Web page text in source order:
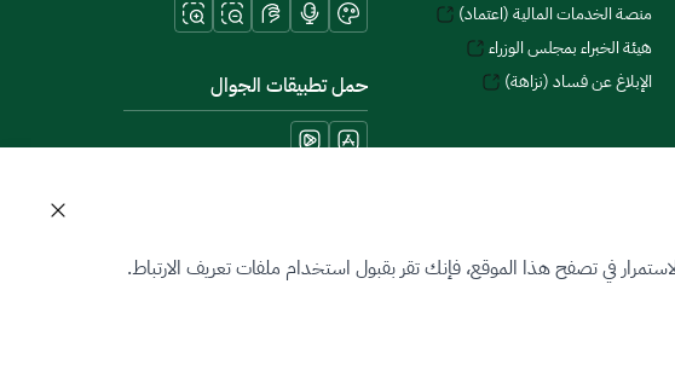
منصة الخدمات المالية (اعتماد)
هيئة الخبراء بمجلس الوزراء
الإبلاغ عن فساد (نزاهة)
حمل تطبيقات الجوال
في تصفح هذا الموقع، فإنك تقر بقبول استخدام ملفات تعريف الارتباط.